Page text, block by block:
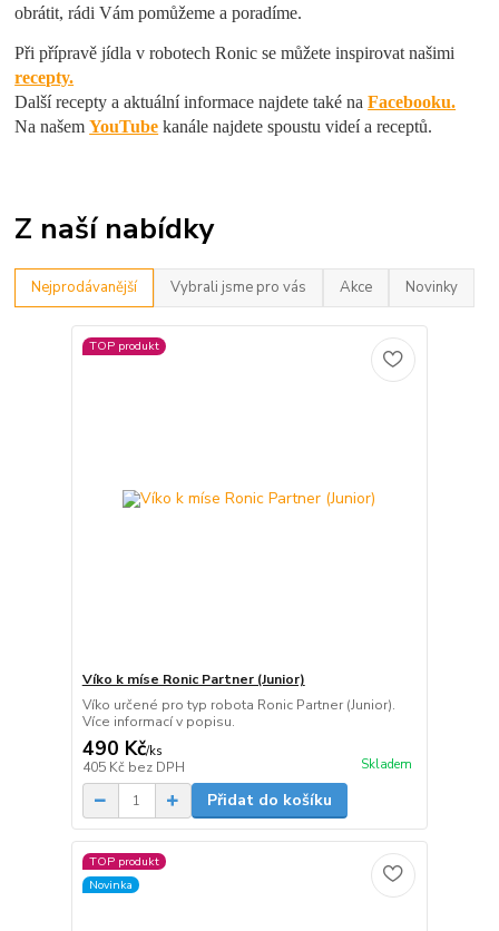
obrátit, rádi Vám pomůžeme a poradíme.
Při přípravě jídla v robotech Ronic se můžete inspirovat našimi
recepty.
Další recepty a aktuální informace najdete také naFacebooku.
Na našemYouTube kanále najdete spoustu videí a receptů.
Z naší nabídky
Nejprodávanější Vybrali jsme pro vás Akce Novinky
TOP produkt
Víko k míse Ronic Partner (Junior)
Víko určené pro typ robota Ronic Partner (Junior).
Více informací v popisu.
490 Kč/ks
405 Kč bez DPH Skladem
Přidat do košíku
TOP produkt
Novinka